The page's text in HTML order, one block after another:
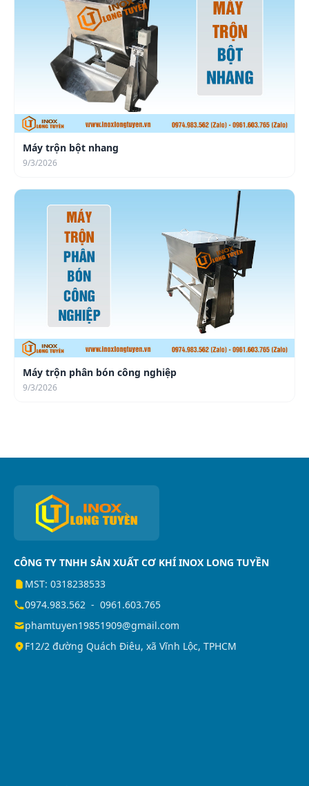
Máy trộn bột nhang
9/3/2026
Máy trộn phân bón công nghiệp
9/3/2026
CÔNG TY TNHH SẢN XUẤT CƠ KHÍ INOX LONG TUYỀN
MST: 0318238533
0974.983.562 - 0961.603.765
phamtuyen19851909@gmail.com
F12/2 đường Quách Điêu, xã Vĩnh Lộc, TPHCM